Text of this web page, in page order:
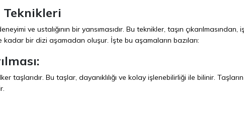
ve ustalığının bir yansımasıdır. Bu teknikler, taşın çıkarılmasından,
bir dizi aşamadan oluşur. İşte bu aşamaların bazıları:
Bu taşlar, dayanıklılığı ve kolay işlenebilirliği ile bilinir. Taşların